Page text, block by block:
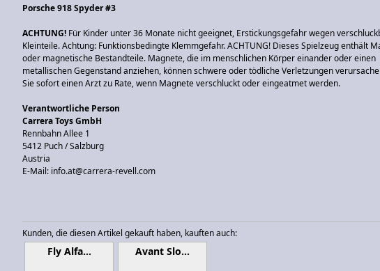
Porsche 918 Spyder #3
ACHTUNG! Für Kinder unter 36 Monate nicht geeignet, Erstickungsgefahr wegen
Kleinteile. Achtung: Funktionsbedingte Klemmgefahr. ACHTUNG! Dieses Spielzeug enthält
oder magnetische Bestandteile. Magnete, die im menschlichen Körper einander oder einen
metallischen Gegenstand anziehen, können schwere oder tödliche Verletzungen
Sie sofort einen Arzt zu Rate, wenn Magnete verschluckt oder eingeatmet werden.
Verantwortliche Person
Carrera Toys GmbH
Rennbahn Allee 1
5412 Puch / Salzburg
Austria
E-Mail: info.at@carrera-revell.com
Kunden, die diesen Artikel gekauft haben, kauften auch:
Fly Alfa… Avant Slo…